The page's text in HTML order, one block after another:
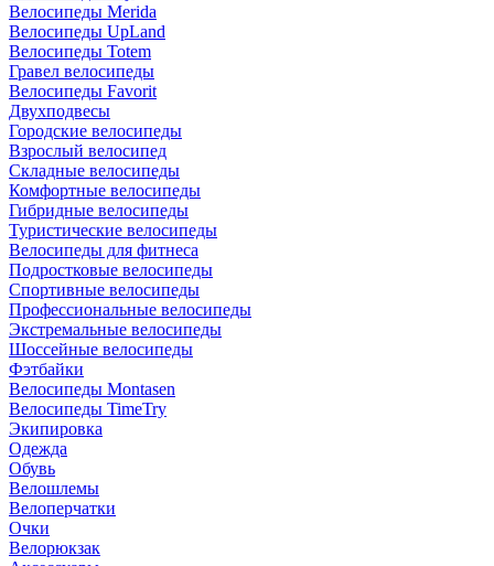
Велосипеды Merida
Велосипеды UpLand
Велосипеды Totem
Гравел велосипеды
Велосипеды Favorit
Двухподвесы
Городские велосипеды
Взрослый велосипед
Складные велосипеды
Комфортные велосипеды
Гибридные велосипеды
Туристические велосипеды
Велосипеды для фитнеса
Подростковые велосипеды
Спортивные велосипеды
Профессиональные велосипеды
Экстремальные велосипеды
Шоссейные велосипеды
Фэтбайки
Велосипеды Montasen
Велосипеды TimeTry
Экипировка
Одежда
Обувь
Велошлемы
Велоперчатки
Очки
Велорюкзак